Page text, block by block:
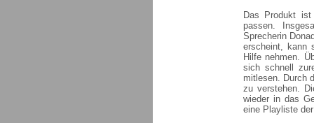
Das Produkt
passen.
Sprecherin
erscheint, kann
Hilfe nehmen.
sich schnell
mitlesen. Durch
zu verstehen.
wieder in das
eine Playliste